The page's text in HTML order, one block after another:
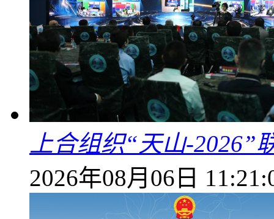
上合组织“天山-2026”
2026年08月06日